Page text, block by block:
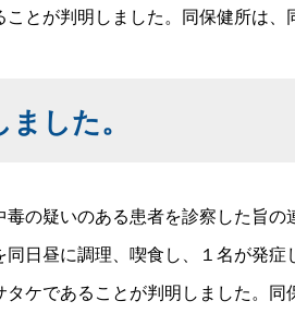
とが判明しました。同保健所は
した。
の疑いのある患者を診察した旨の
日昼に調理、喫食し、１名が発症
ケであることが判明しました。